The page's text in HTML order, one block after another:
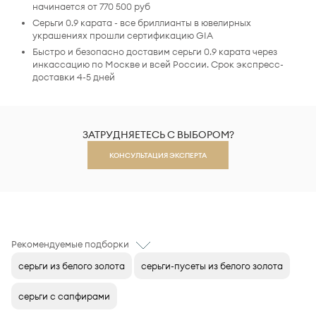
начинается от 770 500 руб
Серьги 0.9 карата - все бриллианты в ювелирных
украшениях прошли сертификацию GIA
Быстро и безопасно доставим серьги 0.9 карата через
инкассацию по Москве и всей России. Срок экспресс-
доставки 4-5 дней
ЗАТРУДНЯЕТЕСЬ С ВЫБОРОМ?
КОНСУЛЬТАЦИЯ ЭКСПЕРТА
Рекомендуемые подборки
серьги из белого золота
серьги-пусеты из белого золота
серьги с сапфирами